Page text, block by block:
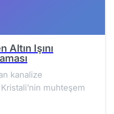
Işını
kanalize
muhteşem